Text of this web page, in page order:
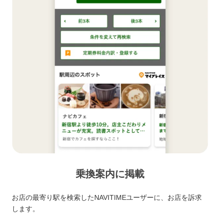
乗換案内に掲載
お店の最寄り駅を検索したNAVITIMEユーザーに、お店を訴求
します。